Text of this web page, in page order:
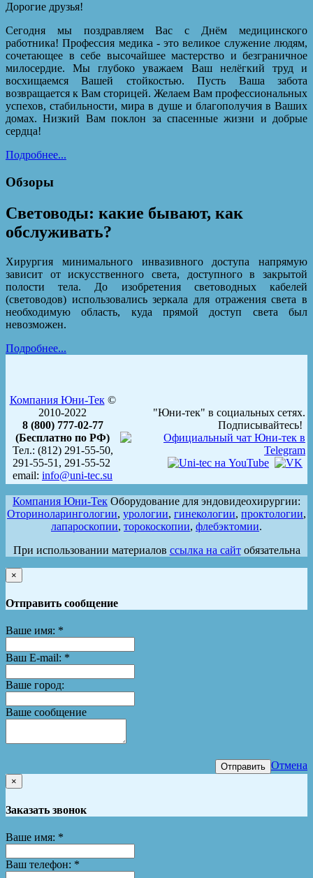
Дорогие друзья!
Сегодня мы поздравляем Вас с Днём медицинского
работника! Профессия медика - это великое служение людям,
сочетающее в себе высочайшее мастерство и безграничное
милосердие. Мы глубоко уважаем Ваш нелёгкий труд и
восхищаемся Вашей стойкостью. Пусть Ваша забота
возвращается к Вам сторицей. Желаем Вам профессиональных
успехов, стабильности, мира в душе и благополучия в Ваших
домах. Низкий Вам поклон за спасенные жизни и добрые
сердца!
Подробнее...
Обзоры
Световоды: какие бывают, как
обслуживать?
Хирургия минимального инвазивного доступа напрямую
зависит от искусственного света, доступного в закрытой
полости тела. До изобретения световодных кабелей
(световодов) использовались зеркала для отражения света в
необходимую область, куда прямой доступ света был
невозможен.
Подробнее...
Компания Юни-Тек©
2010-2022
8 (800) 777-02-77
(Бесплатно по РФ)
Тел.: (812) 291-55-50,
291-55-51, 291-55-52
email: info@uni-tec.su
"Юни-тек" в социальных сетях.
Подписывайтесь!
Компания Юни-Тек Оборудование для эндовидеохирургии:
Оториноларингологии, урологии, гинекологии, проктологии,
лапароскопии, торокоскопии, флебэктомии.
При использовании материалов ссылка на сайтобязательна
×
Отправить сообщение
Ваше имя: *
Ваш E-mail: *
Ваше город:
Ваше сообщение
Отправить Отмена
×
Заказать звонок
Ваше имя: *
Ваш телефон: *